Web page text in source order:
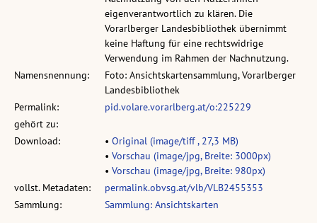
eigenverantwortlich zu klären. Die
Vorarlberger Landesbibliothek übernimmt
keine Haftung für eine rechtswidrige
Verwendung im Rahmen der Nachnutzung.
Namensnennung:
Foto: Ansichtskartensammlung, Vorarlberger
Landesbibliothek
Permalink:
pid.volare.vorarlberg.at/o:225229
gehört zu:
Download:
• Original (image/tiff , 27,3 MB)
• Vorschau (image/jpg, Breite: 3000px)
• Vorschau (image/jpg, Breite: 980px)
vollst. Metadaten:
permalink.obvsg.at/vlb/VLB2455353
Sammlung:
Sammlung: Ansichtskarten